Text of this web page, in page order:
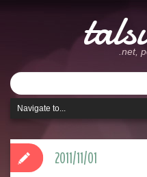
.net,
2011/11/01